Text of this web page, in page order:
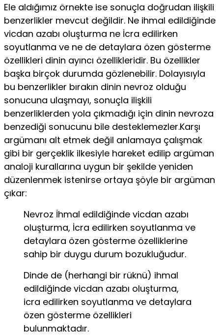
Ele aldığımız örnekte ise sonuçla doğru­dan ilişkili
benzerlikler mevcut değildir. Ne ihmal edildiğinde
vicdan azabı oluşturma ne İcra edilirken
soyutlanma ve ne de detaylara özen gösterme
özellikleri dinin ayıncı özellikleridir. Bu özellikler
başka birçok durumda gözlenebilir. Dolayısıyla
bu benzerlikler bırakın dinin nevroz olduğu
sonucuna ulaş­mayı, sonuçla ilişkili
benzerliklerden yola çıkmadığı için dinin nevroza
benzediği sonucunu bile desteklemezler.Karşı
argümanı alt etmek değil anlamaya çalışmak
gibi bir gerçeklik ilkesiyle hareket edilip argüman
analoji kurallarına uygun bir şekilde yeniden
düzenlenmek istenirse ortaya şöyle bir argüman
çıkar:
Nevroz İhmal edildiğinde vicdan azabı
oluşturma, İcra edilirken soyutlanma ve
detaylara özen gösterme özelliklerine
sahip bir duygu durum bozukluğudur.
Dinde de (herhangi bir rüknü) ihmal
edildiğinde vicdan azabı oluşturma,
icra edilirken soyutlanma ve detaylara
özen gösterme özellikleri
bulunmaktadır.